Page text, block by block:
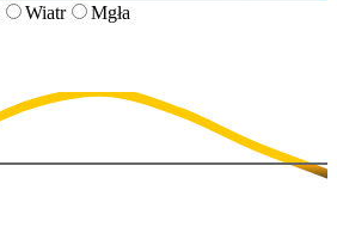
Wiatr Mgła